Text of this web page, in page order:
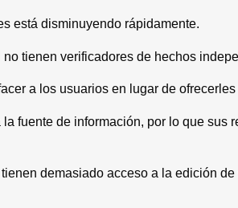
está disminuyendo rápidamente.
tienen verificadores de hechos
a los usuarios en lugar de
fuente de información, por lo que
demasiado acceso a la edición